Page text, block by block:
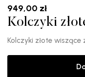
949,00 zł
Kolczyki
Kolczyki złote wiszące